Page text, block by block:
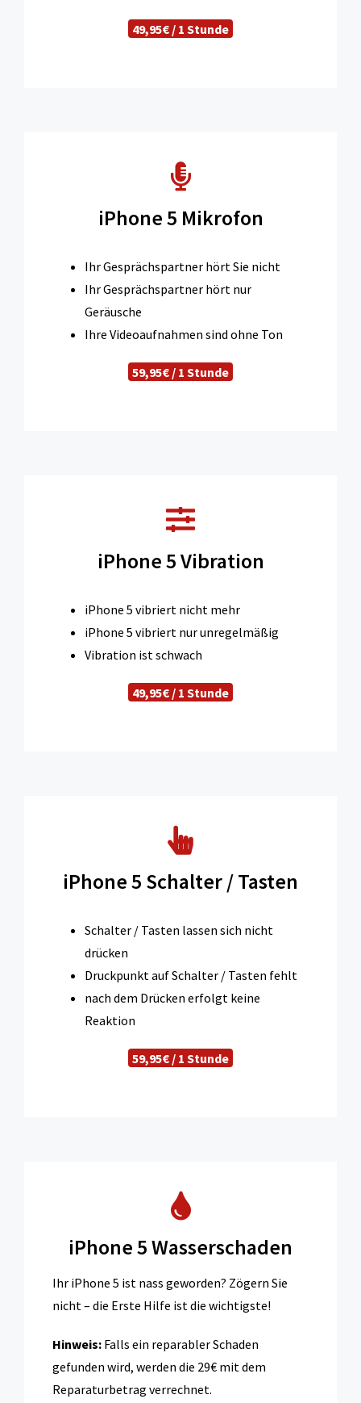
49,95€ / 1 Stunde
iPhone 5 Mikrofon
Ihr Gesprächspartner hört Sie nicht
Ihr Gesprächspartner hört nur
Geräusche
Ihre Videoaufnahmen sind ohne Ton
59,95€ / 1 Stunde
iPhone 5 Vibration
iPhone 5 vibriert nicht mehr
iPhone 5 vibriert nur unregelmäßig
Vibration ist schwach
49,95€ / 1 Stunde
iPhone 5 Schalter / Tasten
Schalter / Tasten lassen sich nicht
drücken
Druckpunkt auf Schalter / Tasten fehlt
nach dem Drücken erfolgt keine
Reaktion
59,95€ / 1 Stunde
iPhone 5 Wasserschaden
Ihr iPhone 5 ist nass geworden? Zögern Sie
nicht – die Erste Hilfe ist die wichtigste!
Hinweis: Falls ein reparabler Schaden
gefunden wird, werden die 29€ mit dem
Reparaturbetrag verrechnet.